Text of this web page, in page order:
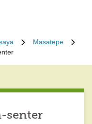
Masatepe
senter